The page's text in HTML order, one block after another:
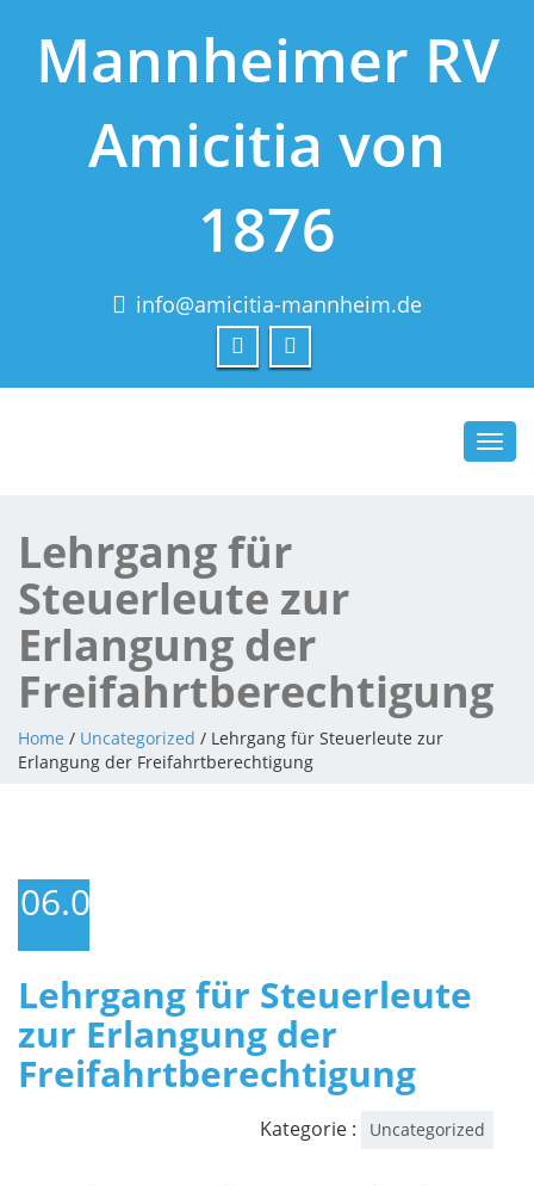
Mannheimer RV
Amicitia von
1876
info@amicitia-mannheim.de
Lehrgang für
Steuerleute zur
Erlangung der
Freifahrtberechtigung
Home / Uncategorized / Lehrgang für Steuerleute zur
Erlangung der Freifahrtberechtigung
06.09.2015
Lehrgang für Steuerleute
zur Erlangung der
Freifahrtberechtigung
Kategorie : Uncategorized